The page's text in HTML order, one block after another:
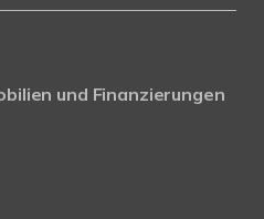
und Finanzierungen